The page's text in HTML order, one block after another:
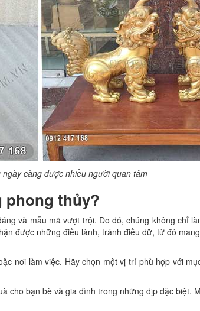
càng được nhiều người quan tâm
phong thủy?
và mẫu mã vượt trội. Do đó, chúng không chỉ
được những điều lành, tránh điều dữ, từ đó
nơi làm việc. Hãy chọn một vị trí phù hợp với
cho bạn bè và gia đình trong những dịp đặc biệt.